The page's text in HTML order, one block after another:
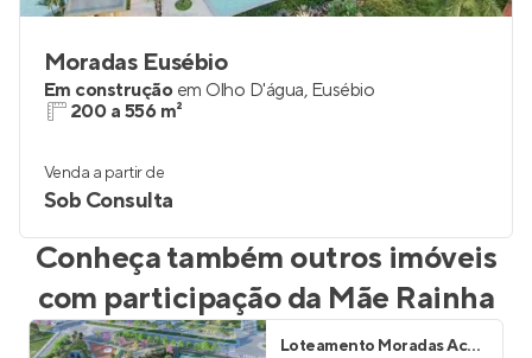
Moradas Eusébio
Em construção em Olho D'água, Eusébio
200 a 556 m²
Venda a partir de
Sob Consulta
Conheça também outros imóveis
com participação da Mãe Rainha
Loteamento Moradas Acaraú